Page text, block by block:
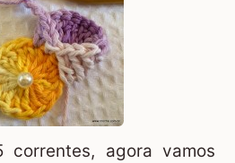
agora vamos